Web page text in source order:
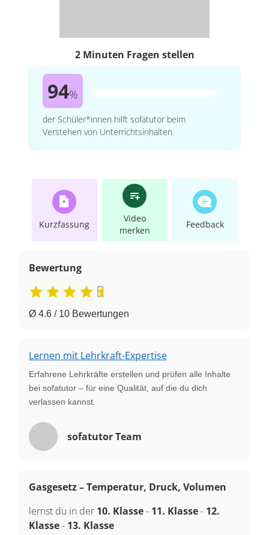
2 Minuten Fragen stellen
94%
der Schüler*innen hilft sofatutor beim
Verstehen von Unterrichtsinhalten.
Kurzfassung
Video
merken
Feedback
Bewertung
Ø 4.6 / 10 Bewertungen
Lernen mit Lehrkraft-Expertise
Erfahrene Lehrkräfte erstellen und prüfen alle Inhalte
bei sofatutor – für eine Qualität, auf die du dich
verlassen kannst.
sofatutor Team
Gasgesetz – Temperatur, Druck, Volumen
lernst du in der 10. Klasse- 11. Klasse- 12.
Klasse- 13. Klasse